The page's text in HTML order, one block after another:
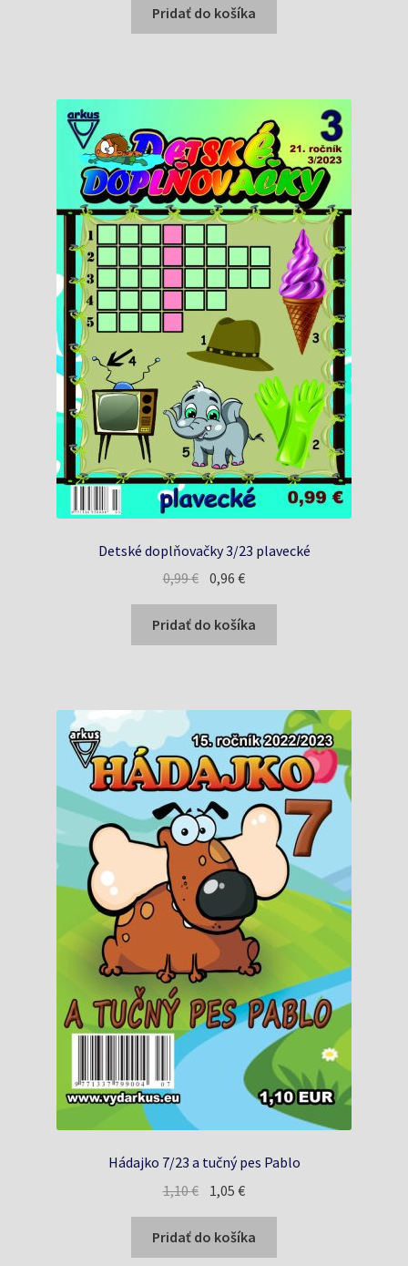
bola:
13,95 €.
je:
11,90 €.
Pridať do košíka
Detské doplňovačky 3/23 plavecké
0,99€ Pôvodná
cena
bola:
0,99 €.
0,96€Aktuálna
cena
je:
0,96 €.
Pridať do košíka
Hádajko 7/23 a tučný pes Pablo
1,10€ Pôvodná
cena
bola:
1,10 €.
1,05€Aktuálna
cena
je:
1,05 €.
Pridať do košíka